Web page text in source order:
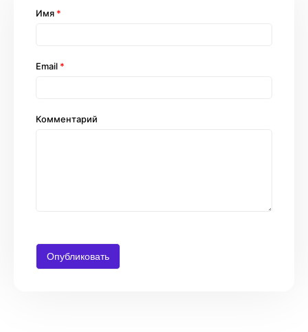
Комментарий
Имя *
Email *